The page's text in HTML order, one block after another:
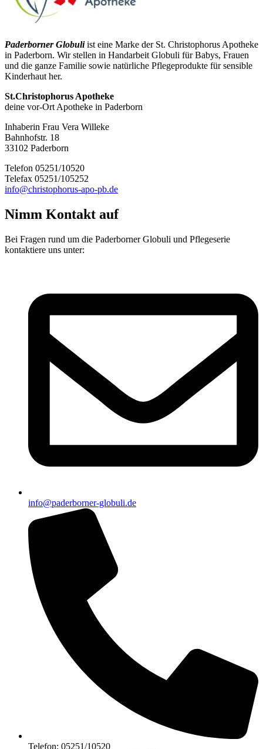
Paderborner Globuliist eine Marke der St. Christophorus Apotheke
in Paderborn. Wir stellen in Handarbeit Globuli für Babys, Frauen
und die ganze Familie sowie natürliche Pflegeprodukte für sensible
Kinderhaut her.
St.Christophorus Apotheke
deine vor-Ort Apotheke in Paderborn
Inhaberin Frau Vera Willeke
Bahnhofstr. 18
33102 Paderborn
Telefon 05251/10520
Telefax 05251/105252
info@christophorus-apo-pb.de
Nimm Kontakt auf
Bei Fragen rund um die Paderborner Globuli und Pflegeserie
kontaktiere uns unter:
info@paderborner-globuli.de
Telefon: 05251/10520